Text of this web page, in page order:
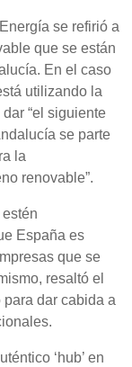
se refirió a
que se están
En el caso
utilizando la
“el siguiente
se parte
la
renovable”.
España es
que se
resaltó el
dar cabida a
‘hub’ en